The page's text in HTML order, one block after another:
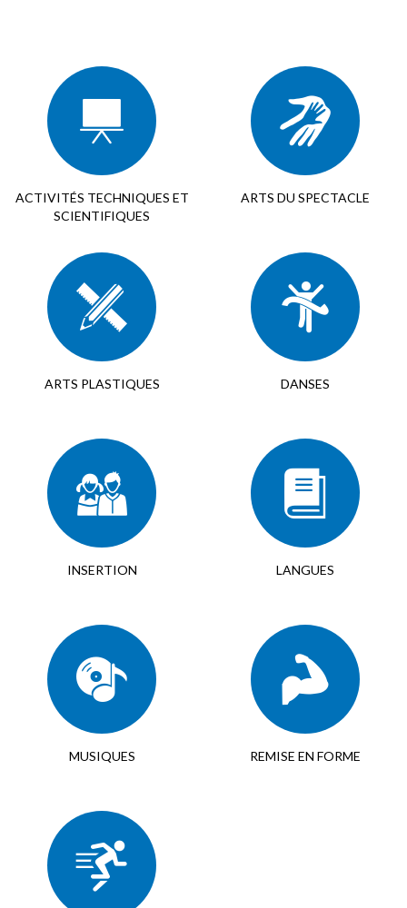
ACTIVITÉS TECHNIQUES ET
SCIENTIFIQUES
ARTS DU SPECTACLE
ARTS PLASTIQUES DANSES
INSERTION LANGUES
MUSIQUES REMISE EN FORME